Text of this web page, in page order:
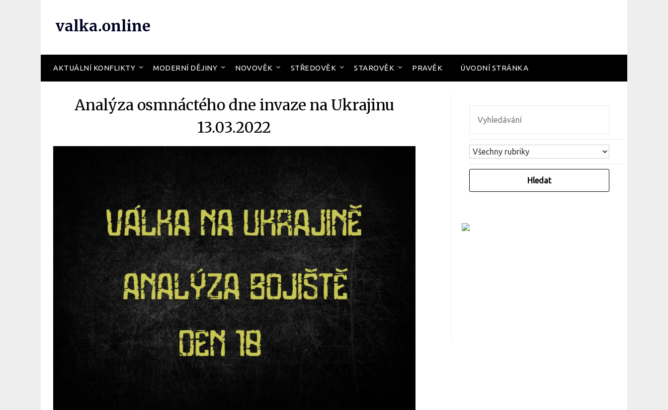
valka.online
AKTUÁLNÍ KONFLIKTY MODERNÍ DĚJINY NOVOVĚK STŘEDOVĚK STAROVĚK PRAVĚK ÚVODNÍ STRÁNKA
Analýza osmnáctého dne invaze na Ukrajinu
13.03.2022